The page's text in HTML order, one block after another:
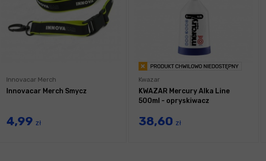
Innovacar Merch
Innovacar Merch Smycz
4,99 zł
Kwazar
KWAZAR Mercury Alka Line
500ml - opryskiwacz
38,60 zł